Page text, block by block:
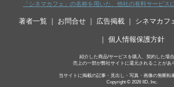
「シネマカフェ」の名称を用いた、他社の有料サービス
著者一覧 お問合せ 広告掲載 シネマカフ
個人情報保護方針
紹介した商品/サービスを購入、契約した場合
売上の一部が弊社サイトに還元されることがあ
当サイトに掲載の記事・見出し・写真・画像の無断転
Copyright © 2026 IID, Inc.